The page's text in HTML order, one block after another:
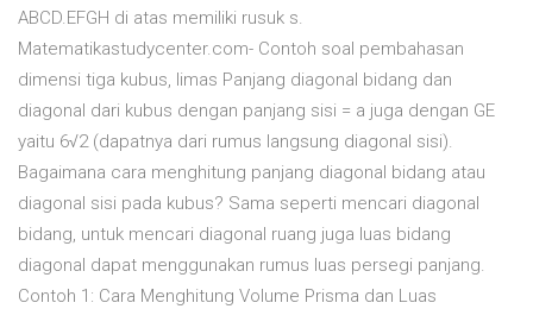
ABCD.EFGH di atas memiliki rusuk s.
Matematikastudycenter.com- Contoh soal pembahasan
dimensi tiga kubus, limas Panjang diagonal bidang dan
diagonal dari kubus dengan panjang sisi = a juga dengan GE
yaitu 6√2 (dapatnya dari rumus langsung diagonal sisi).
Bagaimana cara menghitung panjang diagonal bidang atau
diagonal sisi pada kubus? Sama seperti mencari diagonal
bidang, untuk mencari diagonal ruang juga luas bidang
diagonal dapat menggunakan rumus luas persegi panjang.
Contoh 1: Cara Menghitung Volume Prisma dan Luas